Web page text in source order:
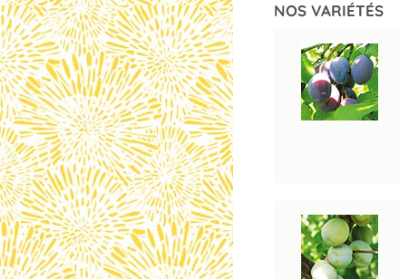
NOS VARIÉTÉS